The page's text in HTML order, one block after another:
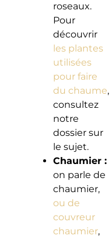
roseaux.
Pour
découvrir
les plantes
utilisées
pour faire
du chaume,
consultez
notre
dossier sur
le sujet.
Chaumier :
on parle de
chaumier,
ou de
couvreur
chaumier,